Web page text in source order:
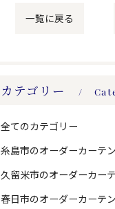
一覧に戻る
カテゴリー
全てのカテゴリー
糸島市のオーダーカーテン
久留米市のオーダーカー
春日市のオーダーカーテン